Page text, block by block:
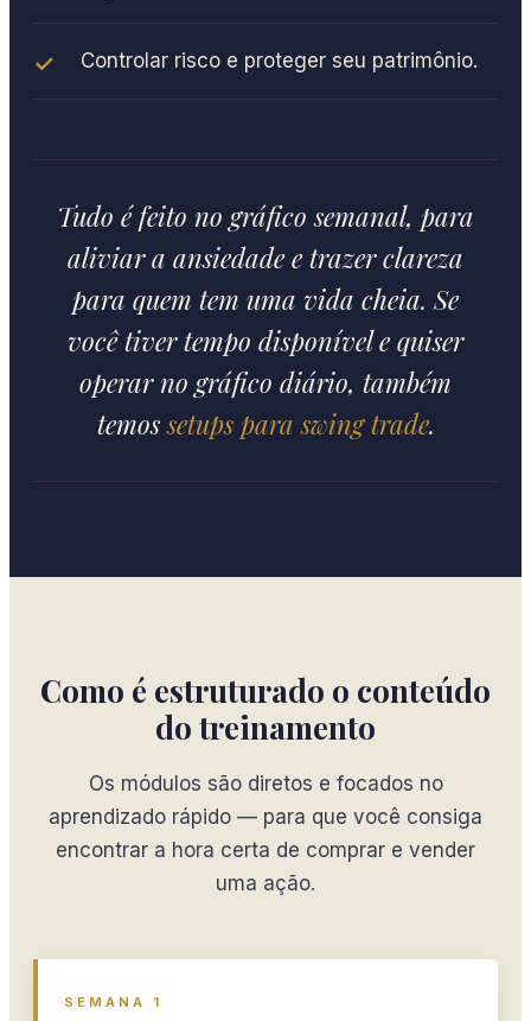
Controlar risco e proteger seu patrimônio.
Tudo é feito no gráfico semanal, para
aliviar a ansiedade e trazer clareza
para quem tem uma vida cheia. Se
você tiver tempo disponível e quiser
operar no gráfico diário, também
temossetups para swing trade.
Como é estruturado o conteúdo
do treinamento
Os módulos são diretos e focados no
aprendizado rápido — para que você consiga
encontrar a hora certa de comprar e vender
uma ação.
SEMANA 1